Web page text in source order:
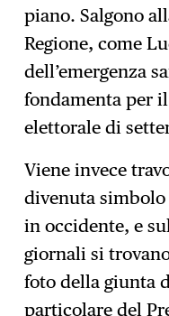
piano. Salgono
Regione, come
dell’emergenza
fondamenta per
elettorale di
Viene invece
divenuta simbolo
in occidente, e
giornali si
foto della giunta
particolare del